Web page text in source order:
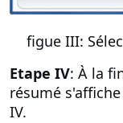
figue III:
Etape IV: À la
résumé
IV.